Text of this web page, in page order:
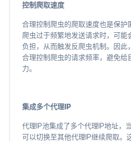
控制爬取速度
合理控制爬虫的爬取速度也是保护
爬虫过于频繁地发送请求时，可能
负担，从而触发反爬虫机制。因此
合理控制爬虫的请求频率，避免给
力。
集成多个代理IP
代理IP池集成了多个代理IP地址，
可以切换至其他代理IP继续爬取。